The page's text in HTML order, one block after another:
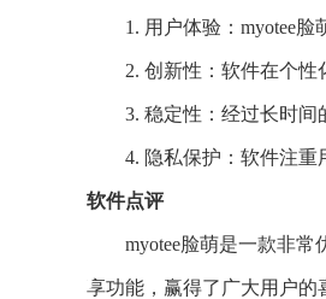
1. 用户体验：myotee
2. 创新性：软件在个性
3. 稳定性：经过长时间
4. 隐私保护：软件注重
软件点评
myotee脸萌是一款非
享功能，赢得了广大用户的